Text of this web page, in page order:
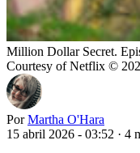
Million Dollar Secret.
Courtesy of Netflix ©
Por Martha O'Hara
15 abril 2026 - 03:52 · 4